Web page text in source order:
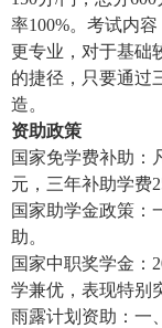
率100%。考试内
更专业，对于基础
的捷径，只要通过
造。
资助政策
国家免学费补助：
元，三年补助学费
国家助学金政策：
助。
国家中职奖学金：
学兼优，表现特别
雨露计划资助：一